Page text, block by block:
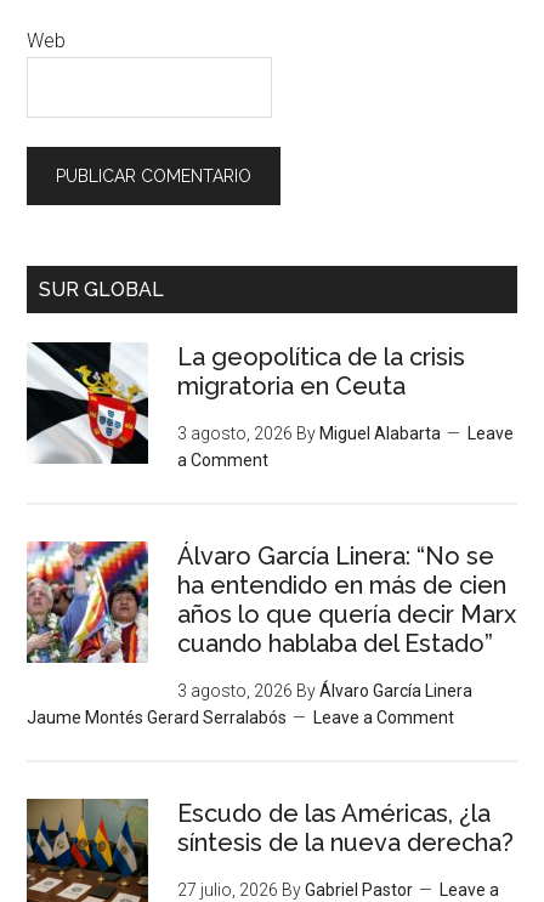
Web
SUR GLOBAL
La geopolítica de la crisis
migratoria en Ceuta
3 agosto, 2026 By Miguel Alabarta
Leave
a Comment
Álvaro García Linera: “No se
ha entendido en más de cien
años lo que quería decir Marx
cuando hablaba del Estado”
3 agosto, 2026 ByÁlvaro García Linera
Jaume Montés Gerard Serralabós
Leave a Comment
Escudo de las Américas, ¿la
síntesis de la nueva derecha?
27 julio, 2026 ByGabriel Pastor
Leave a